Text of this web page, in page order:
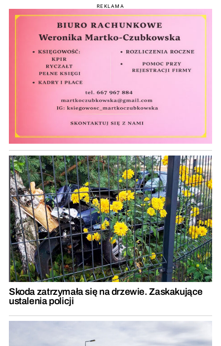
REKLAMA
Skoda zatrzymała się na drzewie. Zaskakujące
ustalenia policji